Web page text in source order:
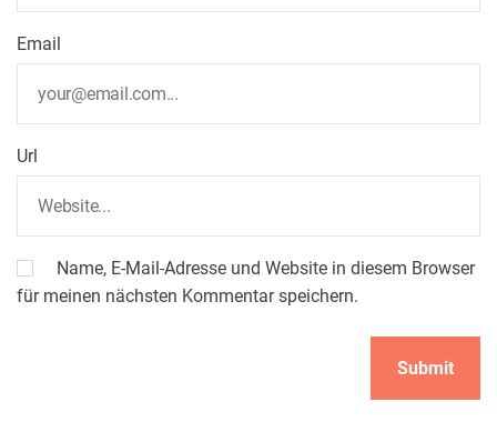
Email
Url
Name, E-Mail-Adresse und Website in diesem Browser
für meinen nächsten Kommentar speichern.